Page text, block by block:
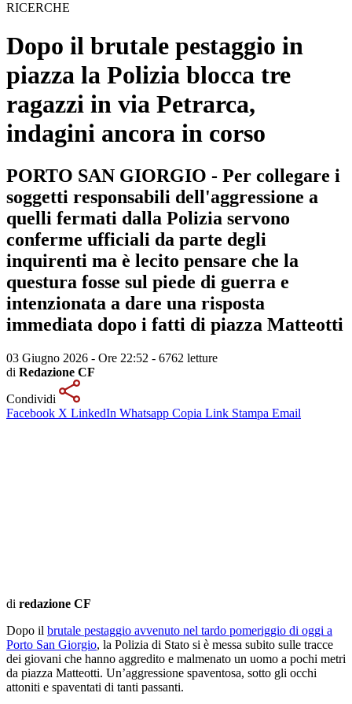
RICERCHE
Dopo il brutale pestaggio in
piazza la Polizia blocca tre
ragazzi in via Petrarca,
indagini ancora in corso
PORTO SAN GIORGIO - Per collegare i
soggetti responsabili dell'aggressione a
quelli fermati dalla Polizia servono
conferme ufficiali da parte degli
inquirenti ma è lecito pensare che la
questura fosse sul piede di guerra e
intenzionata a dare una risposta
immediata dopo i fatti di piazza Matteotti
03 Giugno 2026 - Ore 22:52 - 6762 letture
di Redazione CF
Condividi
Facebook X LinkedIn Whatsapp Copia Link Stampa Email
di redazione CF
Dopo il brutale pestaggio avvenuto nel tardo pomeriggio di oggi a
Porto San Giorgio, la Polizia di Stato si è messa subito sulle tracce
dei giovani che hanno aggredito e malmenato un uomo a pochi metri
da piazza Matteotti. Un’aggressione spaventosa, sotto gli occhi
attoniti e spaventati di tanti passanti.